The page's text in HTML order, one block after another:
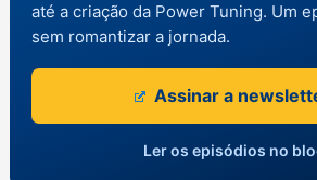
até a criação da Power Tuning. Um
sem romantizar a jornada.
Assinar a
Ler os episódios no